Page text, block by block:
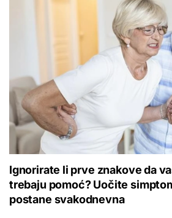
Ignorirate li prve znakove da
trebaju pomoć? Uočite
postane svakodnevna